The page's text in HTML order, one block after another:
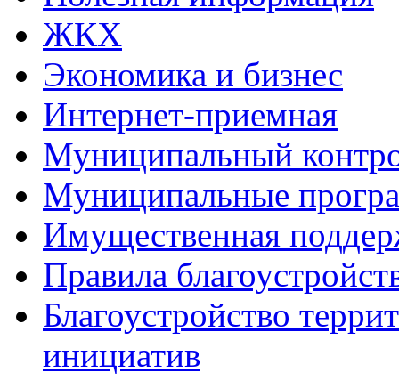
ЖКХ
Экономика и бизнес
Интернет-приемная
Муниципальный
Муниципальные
Имущественная
Правила
Благоустройство
инициатив